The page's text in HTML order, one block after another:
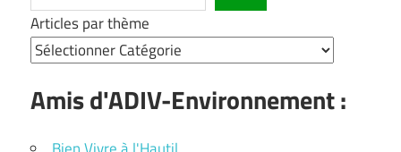
Articles par thème
Amis d'ADIV-Environnement :